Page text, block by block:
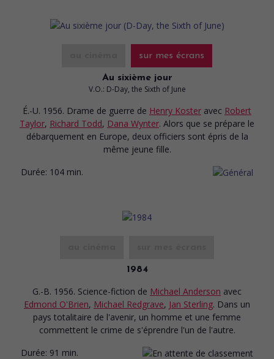
sur mes écrans
Au sixième jour
V.O.: D-Day, the Sixth of June
É.-U. 1956. Drame de guerre de Henry Koster avec Robert
Taylor, Richard Todd, Dana Wynter. Alors que se prépare le
débarquement en Europe, deux officiers sont épris de la
même jeune fille.
Durée: 104 min.
1984
G.-B. 1956. Science-fiction de Michael Anderson avec
Edmond O'Brien, Michael Redgrave, Jan Sterling. Dans un
pays totalitaire de l'avenir, un homme et une femme
commettent le crime de s'éprendre l'un de l'autre.
Durée: 91 min.